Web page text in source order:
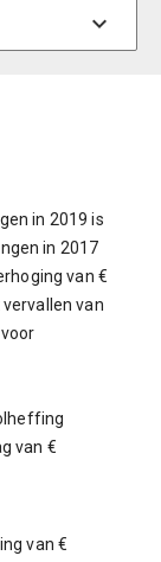
in 2019 is
in 2017
van €
van
van €
van €